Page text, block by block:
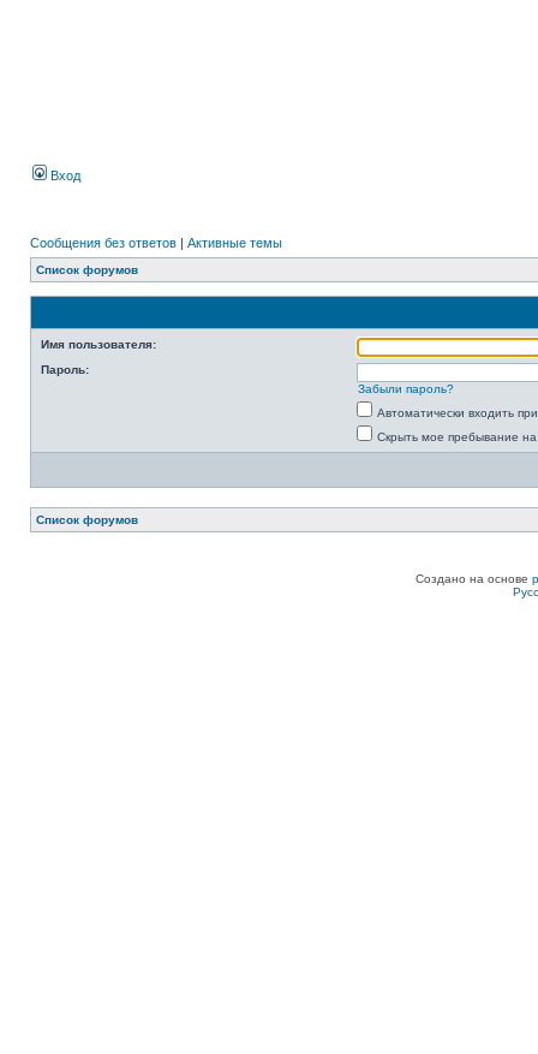
Вход
Сообщения без ответов | Активные темы
Список форумов
Имя пользователя:
Пароль:
Забыли пароль?
Автоматически входить
Скрыть мое пребывание
Список форумов
Создано на основе